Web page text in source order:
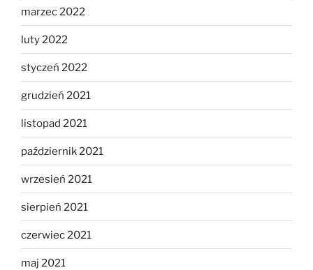
marzec 2022
luty 2022
styczeń 2022
grudzień 2021
listopad 2021
październik 2021
wrzesień 2021
sierpień 2021
czerwiec 2021
maj 2021